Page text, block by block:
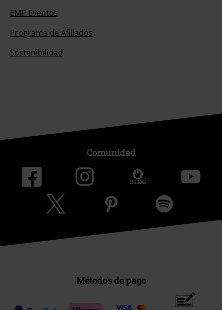
EMP Eventos
Programa de Afiliados
Sostenibilidad
Comunidad
Métodos de pago